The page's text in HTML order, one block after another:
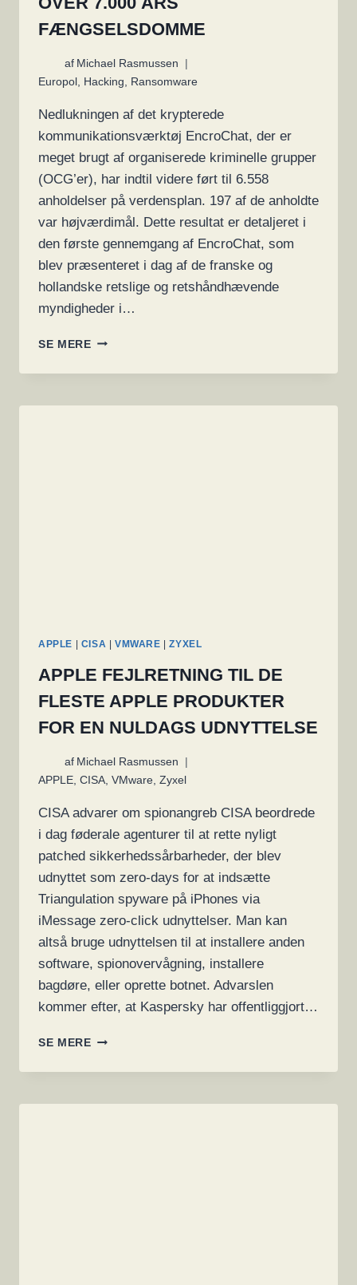
FÆNGSELSDOMME
af Michael Rasmussen
Europol Hacking Ransomware
Nedlukningen af det krypterede
kommunikationsværktøj EncroChat, der er
meget brugt af organiserede kriminelle grupper
(OCG’er), har indtil videre ført til 6.558
anholdelser på verdensplan. 197 af de anholdte
var højværdimål. Dette resultat er detaljeret i
den første gennemgang af EncroChat, som
blev præsenteret i dag af de franske og
hollandske retslige og retshåndhævende
myndigheder i…
SE MEREPOLITIET
6.1
KRONER,
FÆNGSELSDOMME
APPLE CISA VMWARE |ZYXEL
APPLE FEJLRETNING TIL DE
FLESTE APPLE PRODUKTER
FOR EN NULDAGS UDNYTTELSE
af Michael Rasmussen
APPLE CISA VMware Zyxel
CISA advarer om spionangreb CISA beordrede
i dag føderale agenturer til at rette nyligt
patched sikkerhedssårbarheder, der blev
udnyttet som zero-days for at indsætte
Triangulation spyware på iPhones via
iMessage zero-click udnyttelser. Man kan
altså bruge udnyttelsen til at installere anden
software, spionovervågning, installere
bagdøre, eller oprette botnet. Advarslen
kommer efter, at Kaspersky har offentliggjort…
SE MEREAPPLE
TIL
FLESTE